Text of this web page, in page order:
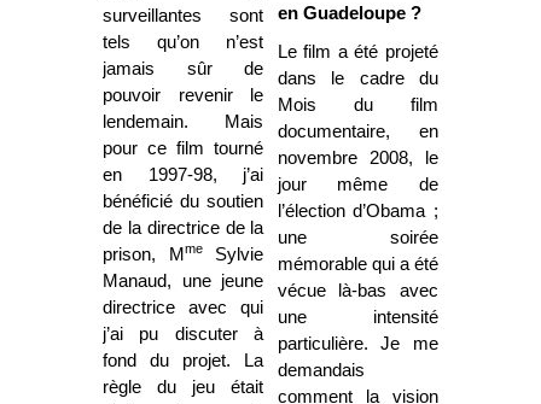
surveillantes sont
tels qu’on n’est
jamais sûr de
pouvoir revenir le
lendemain. Mais
pour ce film tourné
en 1997-98, j’ai
bénéficié du soutien
de la directrice de la
prison, M meSylvie
Manaud, une jeune
directrice avec qui
j’ai pu discuter à
fond du projet. La
règle du jeu était
en Guadeloupe ?
Le film a été projeté
dans le cadre du
Mois du film
documentaire, en
novembre 2008, le
jour même de
l’élection d’Obama ;
une soirée
mémorable qui a été
vécue là-bas avec
une intensité
particulière. Je me
demandais
comment la vision